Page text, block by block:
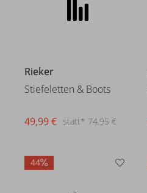
Rieker
Stiefeletten & Boots
statt* 74,95 €
49,99 €
44